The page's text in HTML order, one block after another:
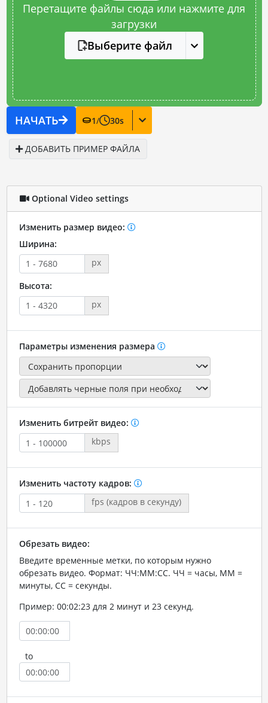
Перетащите файлы сюда или нажмите для
загрузки
Выберите файл
НАЧАТЬ 1/ 30s
ДОБАВИТЬ ПРИМЕР ФАЙЛА
Optional Video settings
Изменить размер видео:
Ширина:
px
Высота:
px
Параметры изменения размера
Изменить битрейт видео:
kbps
Изменить частоту кадров:
fps (кадров в секунду)
Обрезать видео:
Введите временные метки, по которым нужно
обрезать видео. Формат: ЧЧ:ММ:СС. ЧЧ = часы, ММ =
минуты, СС = секунды.
Пример: 00:02:23 для 2 минут и 23 секунд.
to